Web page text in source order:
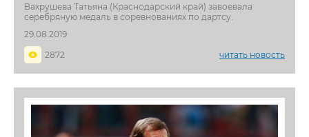
Вахрушева Татьяна (Краснодарский край) завоевала
серебряную медаль в соревнованиях по дартсу.
29.08.2019
2872
читать новость